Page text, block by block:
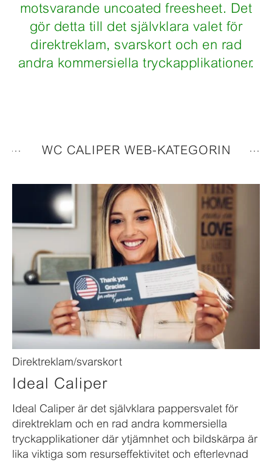
motsvarande uncoated freesheet. Det
gör detta till det självklara valet för
direktreklam, svarskort och en rad
andra kommersiella tryckapplikationer.
WC CALIPER WEB-KATEGORIN
Direktreklam/svarskort
Ideal Caliper
Ideal Caliper är det självklara pappersvalet för
direktreklam och en rad andra kommersiella
tryckapplikationer där ytjämnhet och bildskärpa är
lika viktiga som resurseffektivitet och efterlevnad